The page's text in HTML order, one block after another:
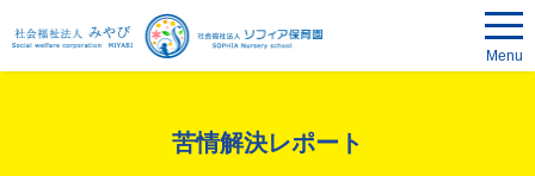
Menu
苦情解決レポート